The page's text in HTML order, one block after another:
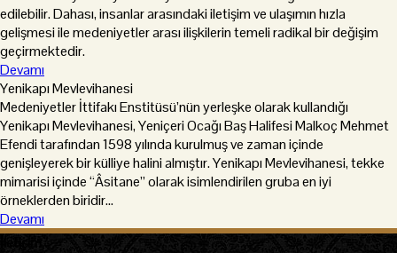
edilebilir. Dahası, insanlar arasındaki iletişim ve ulaşımın hızla
gelişmesi ile medeniyetler arası ilişkilerin temeli radikal bir değişim
geçirmektedir.
Devamı
Yenikapı Mevlevihanesi
Medeniyetler İttifakı Enstitüsü’nün yerleşke olarak kullandığı
Yenikapı Mevlevihanesi, Yeniçeri Ocağı Baş Halifesi Malkoç Mehmet
Efendi tarafından 1598 yılında kurulmuş ve zaman içinde
genişleyerek bir külliye halini almıştır. Yenikapı Mevlevihanesi, tekke
mimarisi içinde “Âsitane” olarak isimlendirilen gruba en iyi
örneklerden biridir...
Devamı
İletişim :